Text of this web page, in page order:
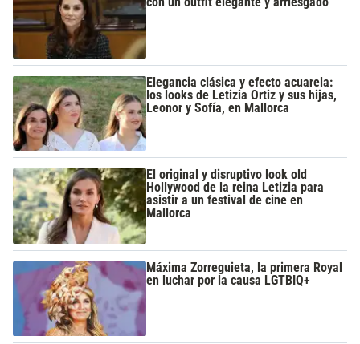
Elegancia clásica y efecto acuarela:
los looks de Letizia Ortiz y sus hijas,
Leonor y Sofía, en Mallorca
El original y disruptivo look old
Hollywood de la reina Letizia para
asistir a un festival de cine en
Mallorca
Máxima Zorreguieta, la primera Royal
en luchar por la causa LGTBIQ+